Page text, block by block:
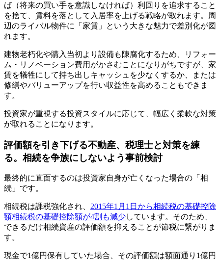
ば（将来の買い手を意識しなければ）利回りを追求すること
を捨て、賃料を落として入居率を上げる戦略が取れます。周
辺のライバル物件に「家賃」という大きな魅力で差別化が図
れます。
建物老朽化や購入当初より設備も陳腐化するため、リフォー
ム・リノベーション費用がかさむことになりがちですが、家
賃を犠牲にして持ち出しキャッシュを少なくするか、または
修繕やバリューアップを行い収益性を高めることもできま
す。
投資家が重視する投資スタイルに応じて、幅広く柔軟な対策
が取れることになります。
評価額を引き下げる不動産、税理士と対策を練
る。相続を争族にしないよう事前検討
最終的に直面するのは投資家自身が亡くなった場合の「相
続」です。
相続税は課税強化され、 2015年1月1日から相続税の基礎控除
額相続税の基礎控除額が4割も減少しています。そのため、
できるだけ相続資産の評価額を抑えることが節税に繋がりま
す。
現金で1億円保有していた場合、その評価額は額面通り1億円